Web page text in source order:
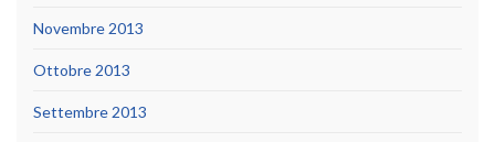
Novembre 2013
Ottobre 2013
Settembre 2013